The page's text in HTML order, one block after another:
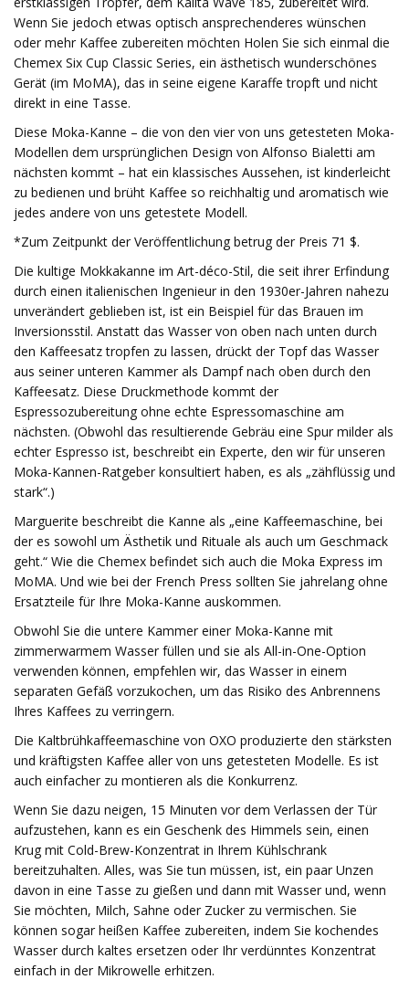
Wenn Sie jedoch etwas optisch ansprechenderes wünschen
oder mehr Kaffee zubereiten möchten Holen Sie sich einmal die
Chemex Six Cup Classic Series, ein ästhetisch wunderschönes
Gerät (im MoMA), das in seine eigene Karaffe tropft und nicht
direkt in eine Tasse.
Diese Moka-Kanne – die von den vier von uns getesteten Moka-
Modellen dem ursprünglichen Design von Alfonso Bialetti am
nächsten kommt – hat ein klassisches Aussehen, ist kinderleicht
zu bedienen und brüht Kaffee so reichhaltig und aromatisch wie
jedes andere von uns getestete Modell.
*Zum Zeitpunkt der Veröffentlichung betrug der Preis 71 $.
Die kultige Mokkakanne im Art-déco-Stil, die seit ihrer Erfindung
durch einen italienischen Ingenieur in den 1930er-Jahren nahezu
unverändert geblieben ist, ist ein Beispiel für das Brauen im
Inversionsstil. Anstatt das Wasser von oben nach unten durch
den Kaffeesatz tropfen zu lassen, drückt der Topf das Wasser
aus seiner unteren Kammer als Dampf nach oben durch den
Kaffeesatz. Diese Druckmethode kommt der
Espressozubereitung ohne echte Espressomaschine am
nächsten. (Obwohl das resultierende Gebräu eine Spur milder als
echter Espresso ist, beschreibt ein Experte, den wir für unseren
Moka-Kannen-Ratgeber konsultiert haben, es als „zähflüssig und
stark“.)
Marguerite beschreibt die Kanne als „eine Kaffeemaschine, bei
der es sowohl um Ästhetik und Rituale als auch um Geschmack
geht.“ Wie die Chemex befindet sich auch die Moka Express im
MoMA. Und wie bei der French Press sollten Sie jahrelang ohne
Ersatzteile für Ihre Moka-Kanne auskommen.
Obwohl Sie die untere Kammer einer Moka-Kanne mit
zimmerwarmem Wasser füllen und sie als All-in-One-Option
verwenden können, empfehlen wir, das Wasser in einem
separaten Gefäß vorzukochen, um das Risiko des Anbrennens
Ihres Kaffees zu verringern.
Die Kaltbrühkaffeemaschine von OXO produzierte den stärksten
und kräftigsten Kaffee aller von uns getesteten Modelle. Es ist
auch einfacher zu montieren als die Konkurrenz.
Wenn Sie dazu neigen, 15 Minuten vor dem Verlassen der Tür
aufzustehen, kann es ein Geschenk des Himmels sein, einen
Krug mit Cold-Brew-Konzentrat in Ihrem Kühlschrank
bereitzuhalten. Alles, was Sie tun müssen, ist, ein paar Unzen
davon in eine Tasse zu gießen und dann mit Wasser und, wenn
Sie möchten, Milch, Sahne oder Zucker zu vermischen. Sie
können sogar heißen Kaffee zubereiten, indem Sie kochendes
Wasser durch kaltes ersetzen oder Ihr verdünntes Konzentrat
einfach in der Mikrowelle erhitzen.